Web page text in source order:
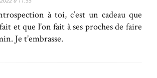
à toi, c’est un cadeau que
et que l’on fait à ses proches de faire
Je t’embrasse.